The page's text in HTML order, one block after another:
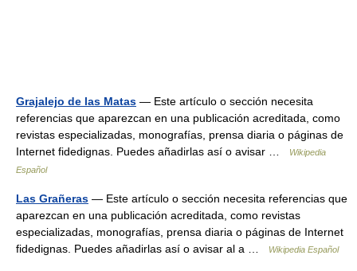
Grajalejo de las Matas — Este artículo o sección necesita
referencias que aparezcan en una publicación acreditada, como
revistas especializadas, monografías, prensa diaria o páginas de
Internet fidedignas. Puedes añadirlas así o avisar …
Wikipedia
Español
Las Grañeras — Este artículo o sección necesita referencias que
aparezcan en una publicación acreditada, como revistas
especializadas, monografías, prensa diaria o páginas de Internet
fidedignas. Puedes añadirlas así o avisar al a …
Wikipedia Español